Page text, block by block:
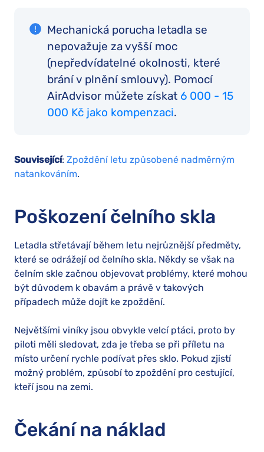
Mechanická porucha letadla se
nepovažuje za vyšší moc
(nepředvídatelné okolnosti, které
brání v plnění smlouvy). Pomocí
AirAdvisor můžete získat 6 000 - 15
000 Kč jako kompenzaci.
Související: Zpoždění letu způsobené nadměrným
natankováním.
Poškození čelního skla
Letadla střetávají během letu nejrůznější předměty,
které se odrážejí od čelního skla. Někdy se však na
čelním skle začnou objevovat problémy, které mohou
být důvodem k obavám a právě v takových
případech může dojít ke zpoždění.
Největšími viníky jsou obvykle velcí ptáci, proto by
piloti měli sledovat, zda je třeba se při příletu na
místo určení rychle podívat přes sklo. Pokud zjistí
možný problém, způsobí to zpoždění pro cestující,
kteří jsou na zemi.
Čekání na náklad